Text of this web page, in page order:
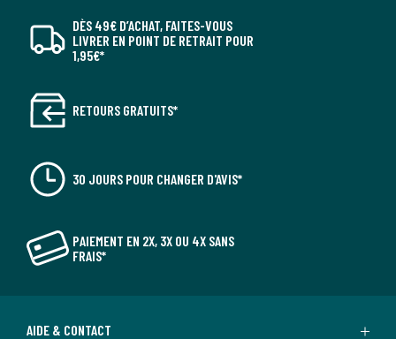
DÈS 49€ D’ACHAT, FAITES-VOUS
LIVRER EN POINT DE RETRAIT POUR
1,95€*
RETOURS GRATUITS*
30 JOURS POUR CHANGER D'AVIS*
PAIEMENT EN 2X, 3X OU 4X SANS
FRAIS*
AIDE & CONTACT